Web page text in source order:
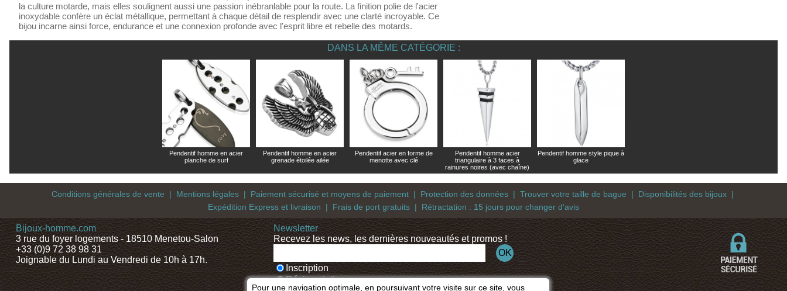
la culture motarde, mais elles soulignent aussi une passion inébranlable pour la route. La finition polie de l'acier
inoxydable confère un éclat métallique, permettant à chaque détail de resplendir avec une clarté incroyable. Ce
bijou incarne ainsi force, endurance et une connexion profonde avec l'esprit libre et rebelle des motards.
DANS LA MÊME CATÉGORIE :
Pendentif homme en acier
planche de surf
Pendentif homme en acier
grenade étoilée ailée
Pendentif acier en forme de
menotte avec clé
Pendentif homme acier
triangulaire à 3 faces à
rainures noires (avec chaîne)
Pendentif homme style pique à
glace
Bijoux-homme.com
3 rue du foyer logements - 18510 Menetou-Salon
+33 (0)9 72 38 98 31
Joignable du Lundi au Vendredi de 10h à 17h.
Newsletter
Recevez les news, les dernières nouveautés et promos !
Inscription
Désinscription
Conditions générales de vente | Mentions légales| Paiement sécurisé et moyens de paiement| Protection des données| Trouver votre taille de bague | Disponibilités des bijoux|
Expédition Express et livraison | Frais de port gratuits | Rétractation : 15 jours pour changer d'avis
Pour une navigation optimale, en poursuivant votre visite sur ce site, vous